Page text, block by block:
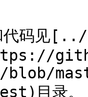
和代码
blob/
目录。